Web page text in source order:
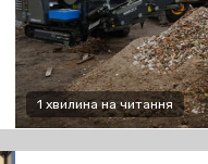
1 хвилина на читання